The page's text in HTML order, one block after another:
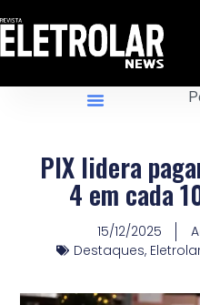
PIX lidera
4 em cada
15/12/2025
Destaques,